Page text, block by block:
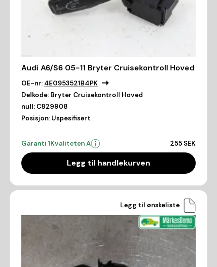
Audi A6/S6 05-11 Bryter Cruisekontroll Hoved
OE-nr: 4E0953521B4PK
Delkode: Bryter Cruisekontroll Hoved
null: C829908
Posisjon: Uspesifisert
Garanti 1Kvaliteten A 255 SEK
Legg til handlekurven
Legg til ønskeliste